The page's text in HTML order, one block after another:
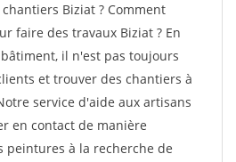
Biziat ? Comment
faire des travaux Biziat ? En
il n'est pas toujours
et trouver des chantiers à
service d'aide aux artisans
en contact de manière
peintures à la recherche de